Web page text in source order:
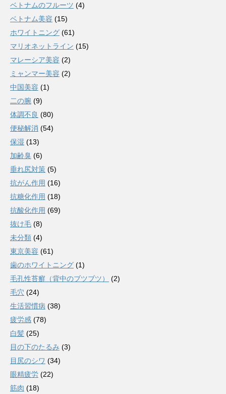
ベトナムのフルーツ (4)
ベトナム美容 (15)
ホワイトニング (61)
マリオネットライン (15)
マレーシア美容 (2)
ミャンマー美容 (2)
中国美容 (1)
二の腕 (9)
体調不良 (80)
便秘解消 (54)
保湿 (13)
加齢臭 (6)
垂れ尻対策 (5)
抗がん作用 (16)
抗糖化作用 (18)
抗酸化作用 (69)
抜け毛 (8)
未分類 (4)
東京美容 (61)
歯のホワイトニング (1)
毛孔性苔癬（背中のブツブツ）
(2)
毛穴 (24)
生活習慣病 (38)
疲労感 (78)
白髪 (25)
目の下のたるみ (3)
目尻のシワ (34)
眼精疲労 (22)
筋肉 (18)